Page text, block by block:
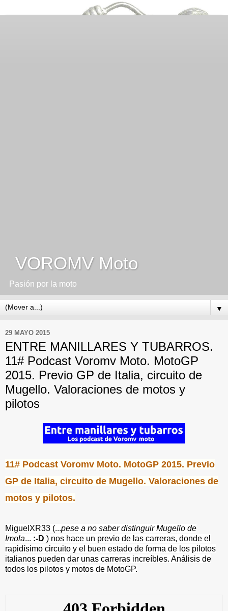
VOROMV Moto
Pasión por la moto
▼
29 MAYO 2015
ENTRE MANILLARES Y TUBARROS.
11# Podcast Voromv Moto. MotoGP
2015. Previo GP de Italia, circuito de
Mugello. Valoraciones de motos y
pilotos
11# Podcast Voromv Moto. MotoGP 2015. Previo
GP de Italia, circuito de Mugello. Valoraciones de
motos y pilotos.
MiguelXR33 (...pese a no saber distinguir Mugello de
Imola... :-D ) nos hace un previo de las carreras, donde el
rapidísimo circuito y el buen estado de forma de los pilotos
italianos pueden dar unas carreras increíbles. Análisis de
todos los pilotos y motos de MotoGP.